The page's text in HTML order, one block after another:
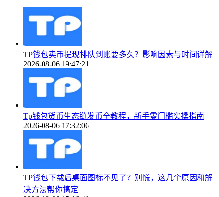
TP钱包卖币提现排队到账要多久？影响因素与时间详解
2026-08-06 19:47:21
Tp钱包货币生态链发币全教程，新手零门槛实操指南
2026-08-06 17:32:06
TP钱包下载后桌面图标不见了？别慌，这几个原因和解
决方法帮你搞定